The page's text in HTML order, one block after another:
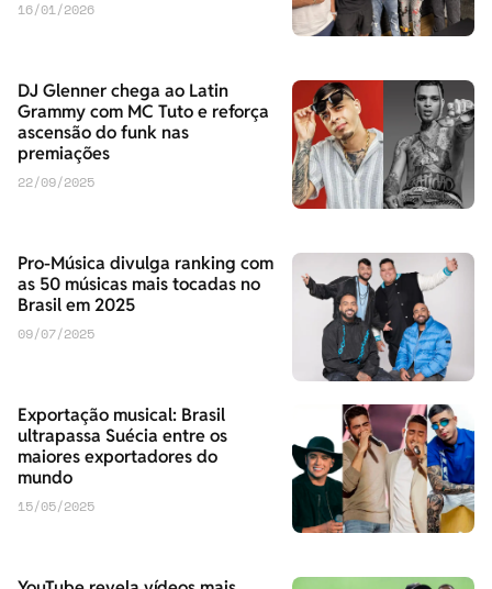
16/01/2026
DJ Glenner chega ao Latin
Grammy com MC Tuto e reforça
ascensão do funk nas
premiações
22/09/2025
Pro-Música divulga ranking com
as 50 músicas mais tocadas no
Brasil em 2025
09/07/2025
Exportação musical: Brasil
ultrapassa Suécia entre os
maiores exportadores do
mundo
15/05/2025